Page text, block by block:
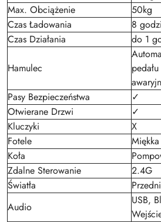
Max. Obciążenie
50kg
Czas Ładowania
8
Czas Działania
do 1
Hamulec
Pasy Bezpieczeństwa
✓
Otwierane Drzwi
✓
Kluczyki
X
Fotele
Koła
Zdalne Sterowanie
2.4G
Światła
Audio
USB,